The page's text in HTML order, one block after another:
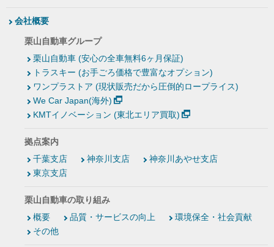
会社概要
栗山自動車グループ
栗山自動車 (安心の全車無料6ヶ月保証)
トラスキー (お手ごろ価格で豊富なオプション)
ワンプラストア (現状販売だから圧倒的ロープライス)
We Car Japan(海外)
KMTイノベーション (東北エリア買取)
拠点案内
千葉支店
神奈川支店
神奈川あやせ支店
東京支店
栗山自動車の取り組み
概要
品質・サービスの向上
環境保全・社会貢献
その他